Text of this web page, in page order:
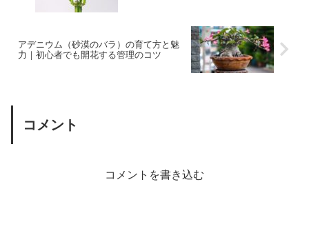
アデニウム（砂漠のバラ）の育て方と魅
力｜初心者でも開花する管理のコツ
コメント
コメントを書き込む